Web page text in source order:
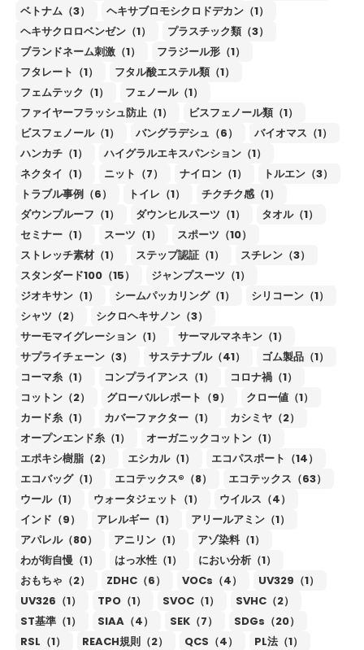
ベトナム（3）
ヘキサブロモシクロドデカン（1）
ヘキサクロロベンゼン（1）
プラスチック類（3）
ブランドネーム刺激（1）
フラジール形（1）
フタレート（1）
フタル酸エステル類（1）
フェムテック（1）
フェノール（1）
ファイヤーフラッシュ防止（1）
ビスフェノール類（1）
ビスフェノール（1）
バングラデシュ（6）
バイオマス（1）
ハンカチ（1）
ハイグラルエキスパンション（1）
ネクタイ（1）
ニット（7） ナイロン（1）
トルエン（3）
トラブル事例（6）
トイレ（1）
チクチク感（1）
ダウンプルーフ（1）
ダウンヒルスーツ（1）
タオル（1）
セミナー（1）
スーツ（1）
スポーツ（10）
ストレッチ素材（1）
ステップ認証（1）
スチレン（3）
スタンダード100（15）
ジャンプスーツ（1）
ジオキサン（1）
シームパッカリング（1）
シリコーン（1）
シャツ（2）
シクロヘキサノン（3）
サーモマイグレーション（1）
サーマルマネキン（1）
サプライチェーン（3）
サステナブル（41）
ゴム製品（1）
コーマ糸（1）
コンプライアンス（1）
コロナ禍（1）
コットン（2）
グローバルレポート（9）
クロー値（1）
カード糸（1）
カバーファクター（1）
カシミヤ（2）
オープンエンド糸（1）
オーガニックコットン（1）
エポキシ樹脂（2）
エシカル（1）
エコパスポート（14）
エコバッグ（1）
エコテックス®（8）
エコテックス（63）
ウール（1）
ウォータジェット（1）
ウイルス（4）
インド（9）
アレルギー（1）
アリールアミン（1）
アパレル（80）
アニリン（1）
アゾ染料（1）
わが街自慢（1）
はっ水性（1）
におい分析（1）
おもちゃ（2）
ZDHC（6） VOCs（4）
UV329（1）
UV326（1）
TPO（1） SVOC（1）
SVHC（2）
ST基準（1）
SIAA（4） SEK（7）
SDGs（20）
RSL（1）
REACH規則（2） QCS（4）
PL法（1）